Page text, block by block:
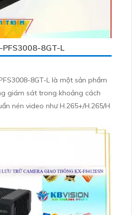
PFS3008-8GT-L
8GT-L là một sản phẩm
giám sát trong khoảng cách
nén video như H.265+/H.265/H